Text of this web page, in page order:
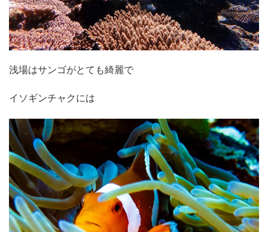
浅場はサンゴがとても綺麗で
イソギンチャクには